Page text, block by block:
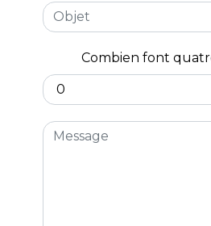
Combien font